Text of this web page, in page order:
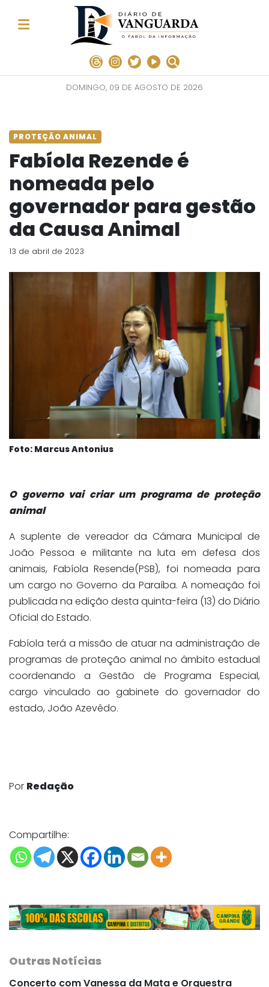
DOMINGO, 09 DE AGOSTO DE 2026
PROTEÇÃO ANIMAL
Fabíola Rezende é
nomeada pelo
governador para gestão
da Causa Animal
13 de abril de 2023
Foto: Marcus Antonius
O governo vai criar um programa de proteção
animal
A suplente de vereador da Câmara Municipal de
João Pessoa e militante na luta em defesa dos
animais, Fabíola Resende(PSB), foi nomeada para
um cargo no Governo da Paraíba. A nomeação foi
publicada na edição desta quinta-feira (13) do Diário
Oficial do Estado.
Fabíola terá a missão de atuar na administração de
programas de proteção animal no âmbito estadual
coordenando a Gestão de Programa Especial,
cargo vinculado ao gabinete do governador do
estado, João Azevêdo.
Por Redação
Compartilhe:
Outras Notícias
Concerto com Vanessa da Mata e Orquestra